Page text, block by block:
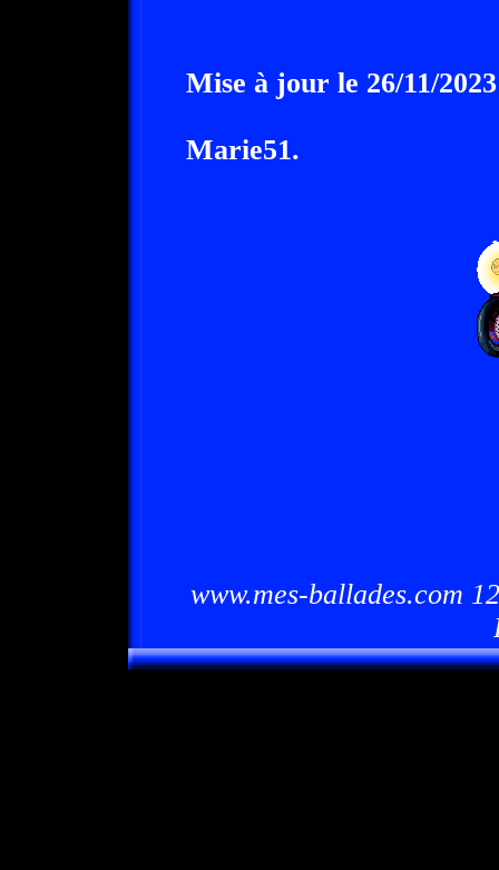
Mise à jour le 26/11/2023
Marie51.
www.mes-ballades.com